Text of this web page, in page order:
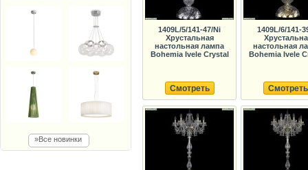
»Все новинки
1409L/5/141-47/Ni
Хрустальная
настольная лампа
Bohemia Ivele Crystal
Смотреть
1409L/6/141-
настольная
Bohemia Ivele
Смотреть